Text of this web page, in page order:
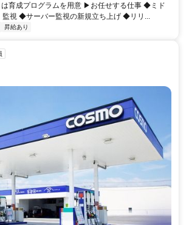
は育成プログラムを用意 ▶お任せする仕事 ◆ミド
監視 ◆サーバー監視の新規立ち上げ ◆リリ...
昇給あり